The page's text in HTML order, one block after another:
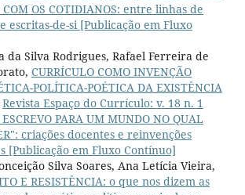
COM OS COTIDIANOS: entre linhas de
escritas-de-si [Publicação em Fluxo
da Silva Rodrigues, Rafael Ferreira de
CURRÍCULO COMO INVENÇÃO
POLÍTICA-POÉTICA DA EXISTÊNCIA
Revista Espaço do Currículo: v. 18 n. 1
PARA UM MUNDO NO QUAL
criações docentes e reinvenções
[Publicação em Fluxo Contínuo]
Silva Soares, Ana Letícia Vieira,
E RESISTÊNCIA: o que nos dizem as